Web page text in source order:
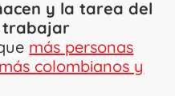
y la tarea del
trabajar
más personas
colombianos y